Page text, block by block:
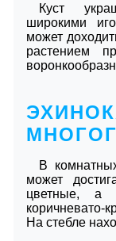
Куст
широкими
может
растением
В
может
цветные, а
коричневато-
На стебле